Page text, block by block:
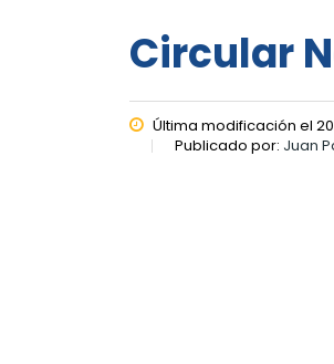
Circular
Última modificación el
Publicado por: Juan